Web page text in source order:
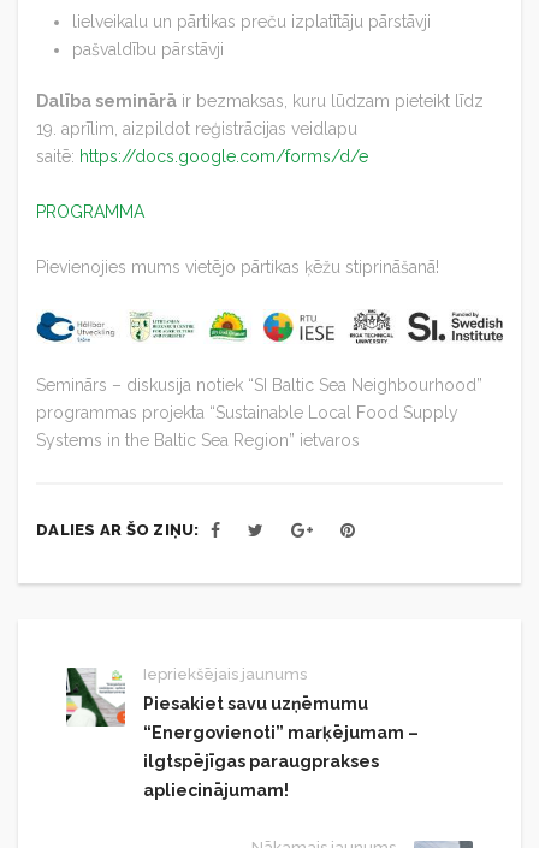
lielveikalu un pārtikas preču izplatītāju pārstāvji
pašvaldību pārstāvji
Dalība seminārā ir bezmaksas, kuru lūdzam pieteikt līdz
19. aprīlim, aizpildot reģistrācijas veidlapu
saitē: https://docs.google.com/forms/d/e
PROGRAMMA
Pievienojies mums vietējo pārtikas ķēžu stiprināšanā!
Seminārs – diskusija notiek “SI Baltic Sea Neighbourhood”
programmas projekta “Sustainable Local Food Supply
Systems in the Baltic Sea Region” ietvaros
DALIES AR ŠO ZIŅU:
Iepriekšējais jaunums
Piesakiet savu uzņēmumu
“Energovienoti” marķējumam –
ilgtspējīgas paraugprakses
apliecinājumam!